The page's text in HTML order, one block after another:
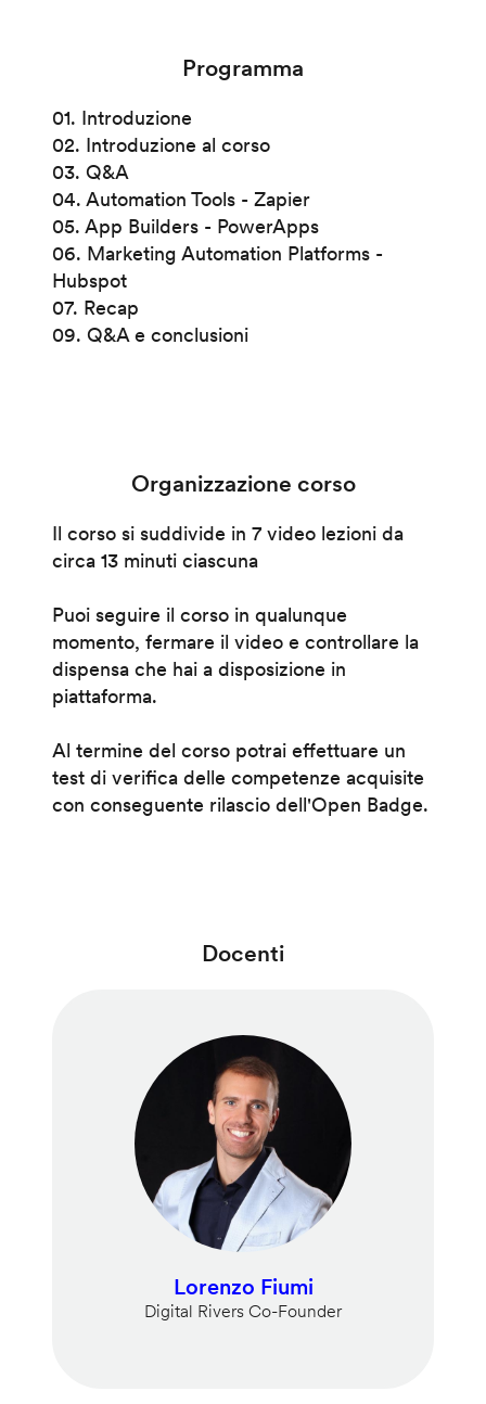
Programma
01. Introduzione
02. Introduzione al corso
03. Q&A
04. Automation Tools - Zapier
05. App Builders - PowerApps
06. Marketing Automation Platforms -
Hubspot
07. Recap
09. Q&A e conclusioni
Organizzazione corso
Il corso si suddivide in 7 video lezioni da
circa 13 minuti ciascuna
Puoi seguire il corso in qualunque
momento, fermare il video e controllare la
dispensa che hai a disposizione in
piattaforma.
Al termine del corso potrai effettuare un
test di verifica delle competenze acquisite
con conseguente rilascio dell'Open Badge.
Docenti
Lorenzo Fiumi
Digital Rivers Co-Founder